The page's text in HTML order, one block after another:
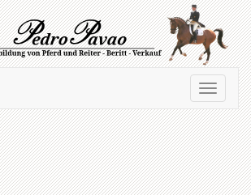
ein-/